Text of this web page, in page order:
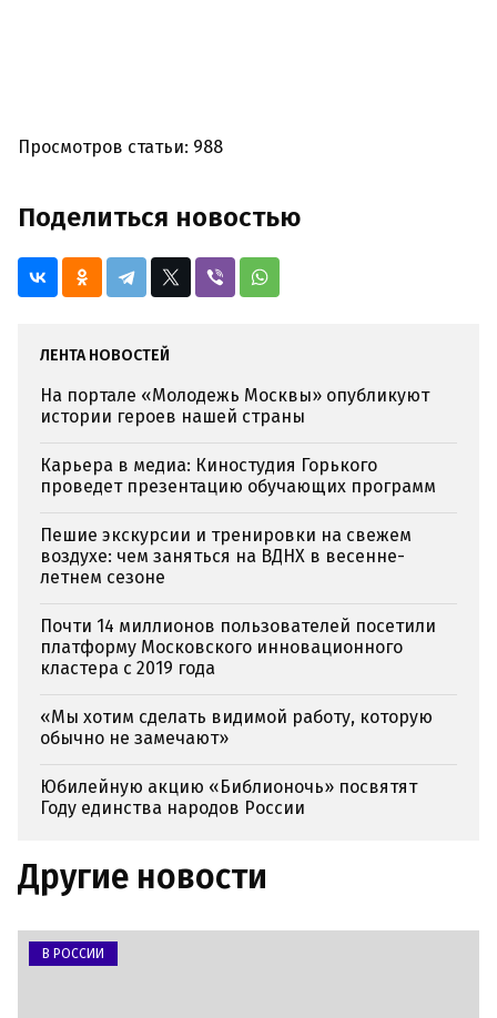
Просмотров статьи: 988
Поделиться новостью
ЛЕНТА НОВОСТЕЙ
На портале «Молодежь Москвы» опубликуют
истории героев нашей страны
Карьера в медиа: Киностудия Горького
проведет презентацию обучающих программ
Пешие экскурсии и тренировки на свежем
воздухе: чем заняться на ВДНХ в весенне-
летнем сезоне
Почти 14 миллионов пользователей посетили
платформу Московского инновационного
кластера с 2019 года
«Мы хотим сделать видимой работу, которую
обычно не замечают»
Юбилейную акцию «Библионочь» посвятят
Году единства народов России
Другие новости
В РОССИИ